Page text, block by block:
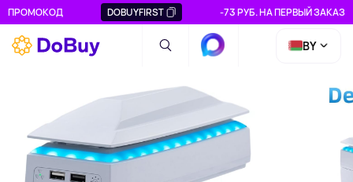
ПРОМОКОД DOBUYFIRST -73 РУБ. НА ПЕРВЫЙ ЗАКАЗ
BY